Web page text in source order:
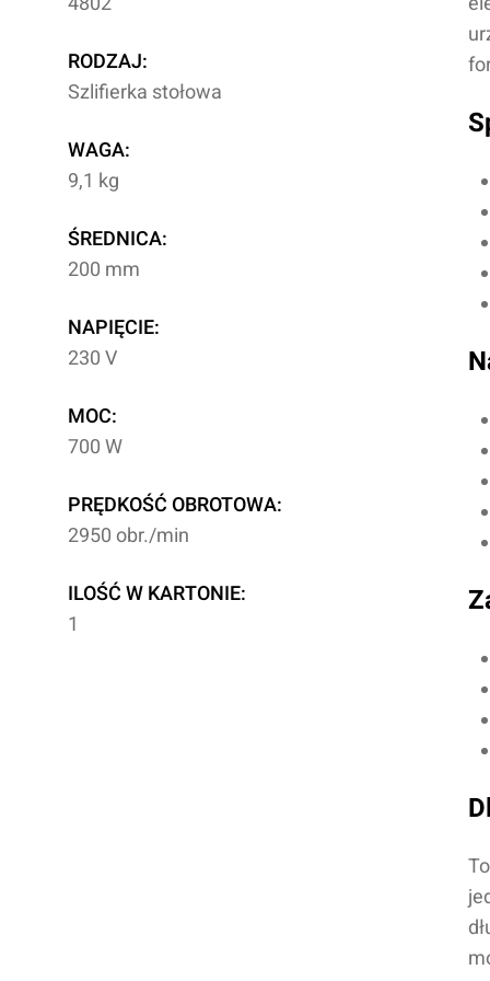
RODZAJ:
Szlifierka stołowa
WAGA:
9,1 kg
ŚREDNICA:
200 mm
NAPIĘCIE:
230 V
MOC:
700 W
PRĘDKOŚĆ OBROTOWA:
2950 obr./min
ILOŚĆ W KARTONIE:
1